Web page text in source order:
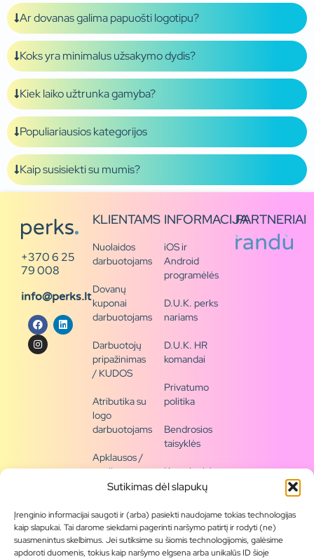
Sutikimas dėl slapukų
Įrenginio informacijai saugoti ir (arba) pasiekti naudojame tokias technologijas
kaip slapukai. Tai darome siekdami pagerinti naršymo patirtį ir rodyti (ne)
suasmenintus skelbimus. Jei sutiksime su šiomis technologijomis, galėsime
apdoroti duomenis, tokius kaip naršymo elgsena arba unikalūs ID šioje
Ar dovanas galima papuošti logotipu?
Koks yra minimalus užsakymo dydis?
Kiek laiko užtrunka gamyba?
Populiariausios kategorijos
Kaip susisiekti su mumis?
+370 6 25
79 008
info@perks.lt
KLIENTAMS
Nuolaidos
darbuotojams
Dovanų
kuponai
darbuotojams
Darbuotojų
pripažinimas
/ KUDOS
Atributika su
logo
darbuotojams
Apklausos /
naujienų
siena
Tapkite
partneriu
Visas
INFORMACIJA
iOS ir
Android
programėlės
D.U.K. perks
nariams
D.U.K. HR
komandai
Privatumo
politika
Bendrosios
taisyklės
Kontaktai /
rekvizitai
PARTNERIAI